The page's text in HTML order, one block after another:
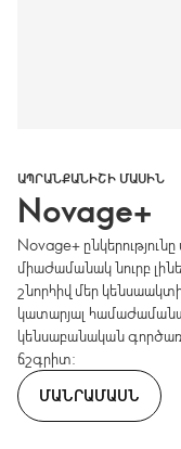
ԱՊՐԱՆՔԱՆԻՇԻ ՄԱՍԻՆ
Novage+
Novage+
միաժամանակ նուրբ
շնորհիվ մեր
կատարյալ
կենսաբանական
ճշգրիտ:
ՄԱՆՐԱՄԱՍՆ